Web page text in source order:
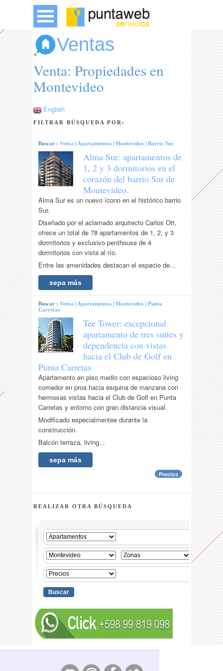
Ventas
Venta: Propiedades en
Montevideo
English
FILTRAR BÚSQUEDA POR:
Buscar :Venta |Apartamentos |Montevideo |Barrio Sur
Alma Sur: apartamentos de
1, 2 y 3 dormitorios en el
corazón del barrio Sur de
Montevideo.
Alma Sur es un nuevo ícono en el histórico barrio
Sur.
Diseñado por el aclamado arquitecto Carlos Ott,
ofrece un total de 78 apartamentos de 1, 2, y 3
dormitorios y exclusivo penthouse de 4
dormitorios con vista al río.
Entre las amenidades destacan el espacio de...
sepa más
Buscar :Venta |Apartamentos |Montevideo |Punta
Carretas
Tee Tower: excepcional
apartamento de tres suites y
dependencia con vistas
hacia el Club de Golf en
Punta Carretas
Apartamento en piso medio con espacioso living
comedor en proa hacia esquina de manzana con
hermosas vistas hacia el Club de Golf en Punta
Carretas y entorno con gran distancia visual.
Modificado especialmentee durante la
construcción.
Balcón terraza, living...
sepa más
Precios
REALIZAR OTRA BÚSQUEDA